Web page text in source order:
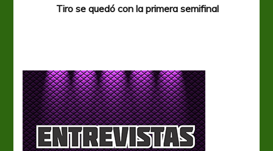
Tiro se quedó con la primera semifinal